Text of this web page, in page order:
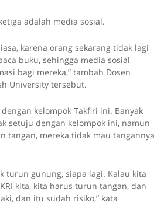
adalah media sosial.
karena orang sekarang tidak lagi
buku, sehingga media sosial
bagi mereka,” tambah Dosen
University tersebut.
kelompok Takfiri ini. Banyak
setuju dengan kelompok ini, namun
tangan, mereka tidak mau tangannya
turun gunung, siapa lagi. Kalau kita
kita, kita harus turun tangan, dan
dan itu sudah risiko,” kata